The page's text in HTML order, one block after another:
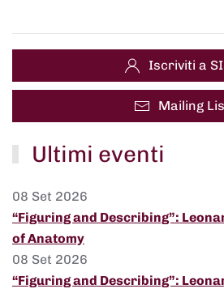
Iscriviti a
Mailing
Ultimi eventi
08 Set 2026
“Figuring and Describing”:
of Anatomy
08 Set 2026
“Figuring and Describing”: